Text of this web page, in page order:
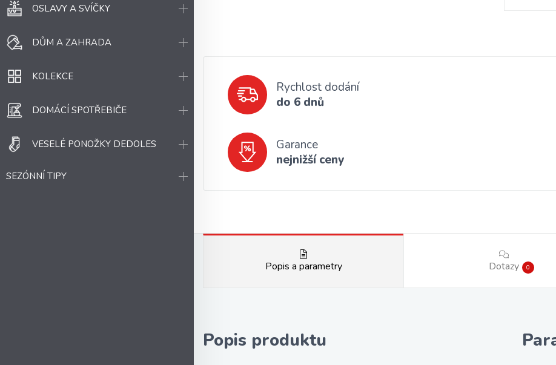
OSLAVY A SVÍČKY
DŮM A ZAHRADA
KOLEKCE
DOMÁCÍ SPOTŘEBIČE
VESELÉ PONOŽKY DEDOLES
SEZÓNNÍ TIPY
Rychlost dodání
do 6 dnů
Garance
nejnižší ceny
Popis a parametry Dotazy 0
Popis produktu